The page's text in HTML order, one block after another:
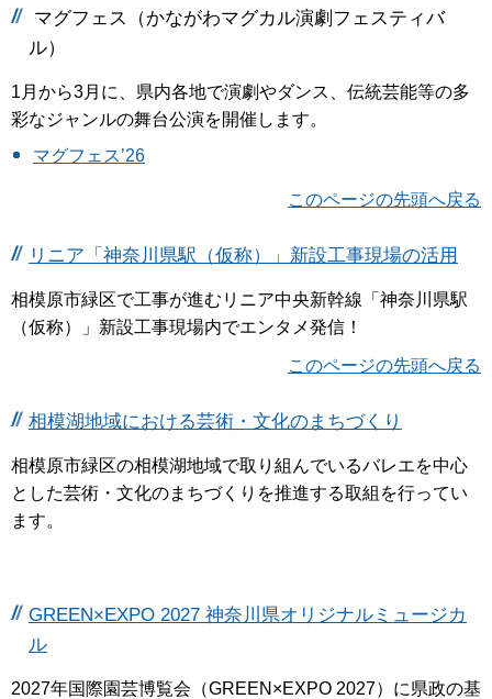
マグフェス（かながわマグカル演劇フェスティバ
ル）
1月から3月に、県内各地で演劇やダンス、伝統芸能等の多
彩なジャンルの舞台公演を開催します。
マグフェス’26
このページの先頭へ戻る
リニア「神奈川県駅（仮称）」新設工事現場の活用
相模原市緑区で工事が進むリニア中央新幹線「神奈川県駅
（仮称）」新設工事現場内でエンタメ発信！
このページの先頭へ戻る
相模湖地域における芸術・文化のまちづくり
相模原市緑区の相模湖地域で取り組んでいるバレエを中心
とした芸術・文化のまちづくりを推進する取組を行ってい
ます。
GREEN×EXPO 2027 神奈川県オリジナルミュージカ
ル
2027年国際園芸博覧会（GREEN×EXPO 2027）に県政の基